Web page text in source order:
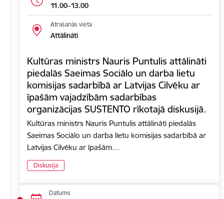
11.00–13.00
Atrašanās vieta
Attālināti
Kultūras ministrs Nauris Puntulis attālināti
piedalās Saeimas Sociālo un darba lietu
komisijas sadarbībā ar Latvijas Cilvēku ar
īpašām vajadzībām sadarbības
organizācijas SUSTENTO rīkotajā diskusijā.
Kultūras ministrs Nauris Puntulis attālināti piedalās
Saeimas Sociālo un darba lietu komisijas sadarbībā ar
Latvijas Cilvēku ar īpašām…
Diskusija
Datums